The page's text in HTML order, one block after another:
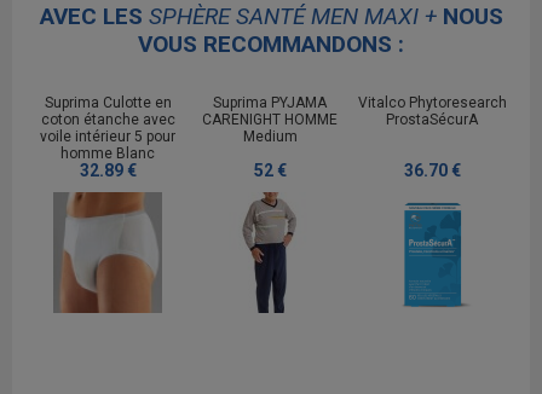
AVEC LES SPHÈRE SANTÉ MEN MAXI +NOUS
VOUS RECOMMANDONS :
Suprima Culotte en
coton étanche avec
voile intérieur 5 pour
homme Blanc
32.89 €
Suprima PYJAMA
CARENIGHT HOMME
Medium
52 €
Vitalco Phytoresearch
ProstaSécurA
36.70 €